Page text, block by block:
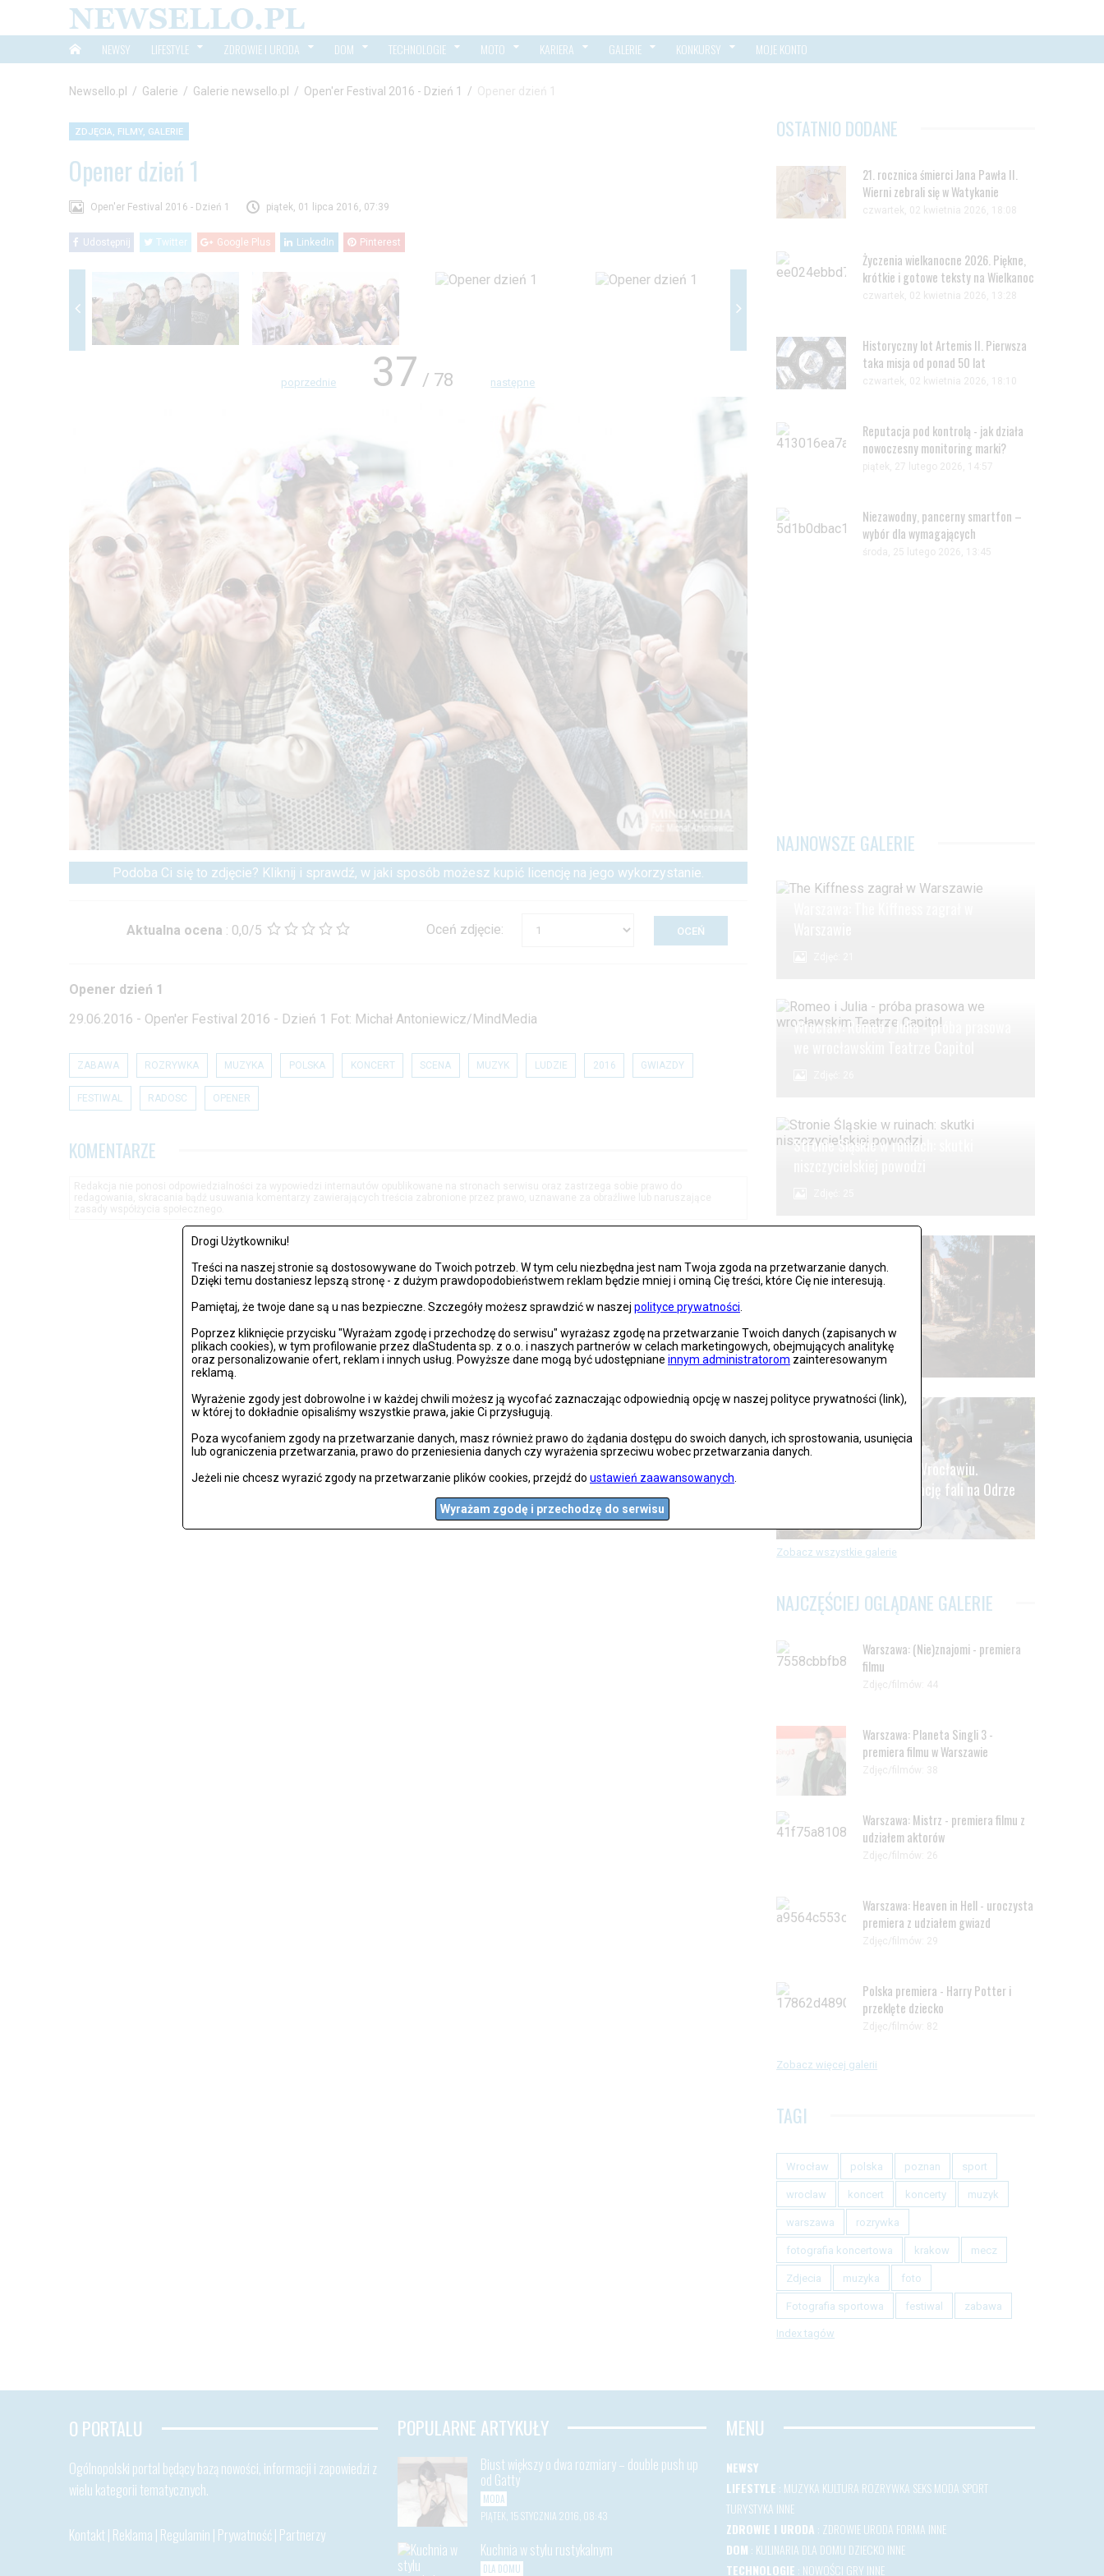
Drogi Użytkowniku!
Treści na naszej stronie są dostosowywane do Twoich potrzeb. W tym celu niezbędna jest nam Twoja zgoda na przetwarzanie danych.
Dzięki temu dostaniesz lepszą stronę - z dużym prawdopodobieństwem reklam będzie mniej i ominą Cię treści, które Cię nie interesują.
Pamiętaj, że twoje dane są u nas bezpieczne. Szczegóły możesz sprawdzić w naszej polityce prywatności
Poprzez kliknięcie przycisku "Wyrażam zgodę i przechodzę do serwisu" wyrażasz zgodę na przetwarzanie Twoich danych (zapisanych w
plikach cookies), w tym profilowanie przez dlaStudenta sp. z o.o. i naszych partnerów w celach marketingowych, obejmujących analitykę
oraz personalizowanie ofert, reklam i innych usług. Powyższe dane mogą być udostępniane innym administratorom zainteresowanym
reklamą.
Wyrażenie zgody jest dobrowolne i w każdej chwili możesz ją wycofać zaznaczając odpowiednią opcję w naszej polityce prywatności (link),
w której to dokładnie opisaliśmy wszystkie prawa, jakie Ci przysługują.
Poza wycofaniem zgody na przetwarzanie danych, masz również prawo do żądania dostępu do swoich danych, ich sprostowania, usunięcia
lub ograniczenia przetwarzania, prawo do przeniesienia danych czy wyrażenia sprzeciwu wobec przetwarzania danych.
Jeżeli nie chcesz wyrazić zgody na przetwarzanie plików cookies, przejdź do ustawień zaawansowanych
Wyrażam zgodę i przechodzę do serwisu
NEWSY LIFESTYLE ZDROWIE I URODA DOM TECHNOLOGIE MOTO KARIERA GALERIE KONKURSY MOJE KONTO
Newsello.pl / Galerie / Galerie newsello.pl / Open'er Festival 2016 - Dzień 1 / Opener dzień 1
ZDJĘCIA, FILMY, GALERIE
Opener dzień 1
Open'er Festival 2016 - Dzień 1 piątek, 01 lipca 2016, 07:39
Udostępnij Twitter Google Plus LinkedIn Pinterest
poprzednie 37 / 78 następne
Podoba Ci się to zdjęcie? Kliknij i sprawdź, w jaki sposób możesz kupić licencję na jego wykorzystanie.
Aktualna ocena : 0,0/5 Oceń zdjęcie:
Opener dzień 1
29.06.2016 - Open'er Festival 2016 - Dzień 1 Fot: Michał Antoniewicz/MindMedia
ZABAWA ROZRYWKA MUZYKA POLSKA KONCERT SCENA MUZYK LUDZIE 2016 GWIAZDY
FESTIWAL RADOSC OPENER
KOMENTARZE
OSTATNIO DODANE
21. rocznica śmierci Jana Pawła II.
Wierni zebrali się w Watykanie
czwartek, 02 kwietnia 2026, 18:08
Życzenia wielkanocne 2026. Piękne,
krótkie i gotowe teksty na Wielkanoc
czwartek, 02 kwietnia 2026, 13:28
Historyczny lot Artemis II. Pierwsza
taka misja od ponad 50 lat
czwartek, 02 kwietnia 2026, 18:10
Reputacja pod kontrolą - jak działa
nowoczesny monitoring marki?
piątek, 27 lutego 2026, 14:57
Niezawodny, pancerny smartfon –
wybór dla wymagających
środa, 25 lutego 2026, 13:45
NAJNOWSZE GALERIE
Wrocław: Romeo i Julia - próba prasowa
Stronie Śląskie w ruinach: skutki
Lądek Zdrój po powodzi
Zdjęć: 59
Alarm powodziowy we Wrocławiu.
Oczekiwanie na kulminację fali na Odrze
Zobacz wszystkie galerie
NAJCZĘŚCIEJ OGLĄDANE GALERIE
Warszawa: (Nie)znajomi - premiera
filmu
Zdjęc/filmów: 44
Warszawa: Planeta Singli 3 -
premiera filmu w Warszawie
Zdjęc/filmów: 38
Warszawa: Mistrz - premiera filmu z
udziałem aktorów
Zdjęc/filmów: 26
Warszawa: Heaven in Hell - uroczysta
premiera z udziałem gwiazd
Zdjęc/filmów: 29
Polska premiera - Harry Potter i
przeklęte dziecko
Zdjęc/filmów: 82
Zobacz więcej galerii
TAGI
Wrocław polska poznan sport
wroclaw koncert koncerty muzyk
warszawa rozrywka
fotografia koncertowa krakow mecz
Zdjecia muzyka foto
Fotografia sportowa festiwal zabawa
Index tagów
O PORTALU
Ogólnopolski portal będący bazą nowości, informacji i zapowiedzi z
wielu kategorii tematycznych.
Kontakt | Reklama | Regulamin | Prywatność| Partnerzy
POPULARNE ARTYKUŁY
Biust większy o dwa rozmiary – double push up
od Gatty
MODA
PIĄTEK, 15 STYCZNIA 2016, 08:43
Kuchnia w stylu rustykalnym
DLA DOMU
MENU
NEWSY
LIFESTYLE : MUZYKA KULTURA ROZRYWKA SEKSMODA SPORT
TURYSTYKA INNE
ZDROWIE I URODA : ZDROWIEURODA FORMA INNE
DOM : KULINARIA DLA DOMU DZIECKO INNE
TECHNOLOGIE : NOWOŚCI GRY INNE